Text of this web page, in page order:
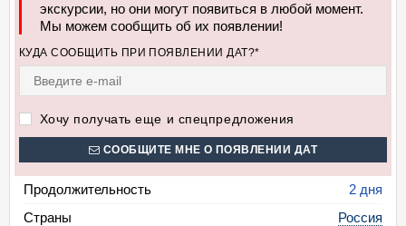
экскурсии, но они могут появиться в любой момент.
Мы можем сообщить об их появлении!
КУДА СООБЩИТЬ ПРИ ПОЯВЛЕНИИ ДАТ?*
Хочу получать еще и спецпредложения
СООБЩИТЕ МНЕ О ПОЯВЛЕНИИ ДАТ
Продолжительность
2 дня
Страны
Россия